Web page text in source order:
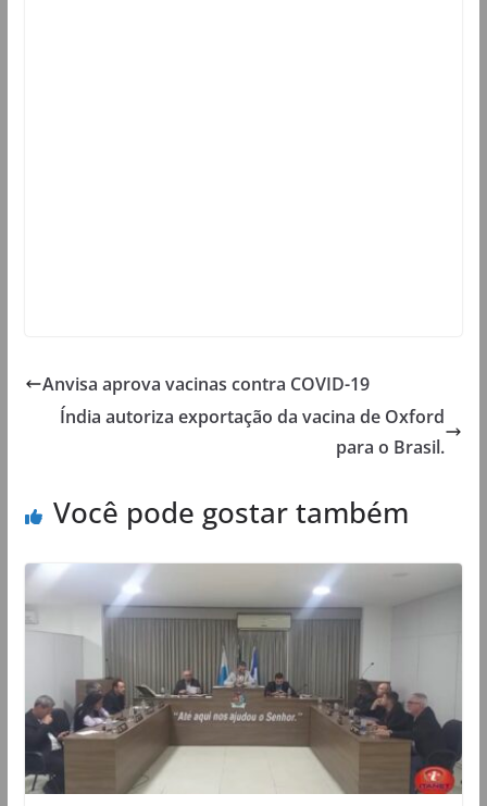
Anvisa aprova vacinas contra COVID-19
Índia autoriza exportação da vacina de Oxford
para o Brasil.
Você pode gostar também